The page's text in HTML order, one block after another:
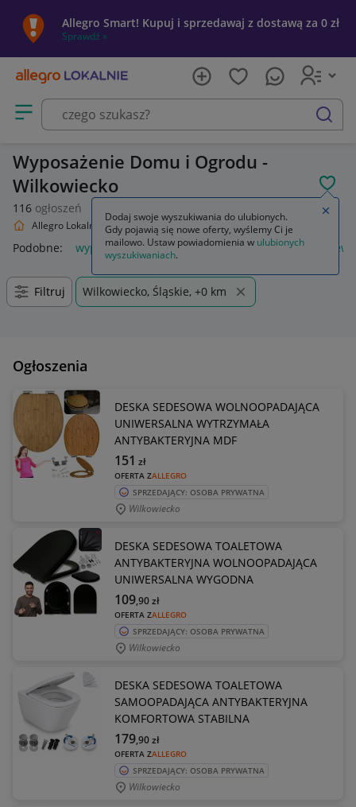
Allegro Smart! Kupuj i sprzedawaj z dostawą za 0 zł
Sprawdź »
Otwórz menu z kategoriami
szukaj
Wyposażenie Domu i Ogrodu -
Wilkowiecko
116 ogłoszeń
Allegro Lokalnie Dom i Ogród Wyposażenie
Podobne: wyposażenie piórnik z wyposażeniem plecak
Filtruj Wilkowiecko, Śląskie, +0 km
Ogłoszenia
DESKA SEDESOWA WOLNOOPADAJĄCA
UNIWERSALNA WYTRZYMAŁA
ANTYBAKTERYJNA MDF
OFERTA ZALLEGRO
151 zł
SPRZEDAJĄCY: OSOBA PRYWATNA
Wilkowiecko
DESKA SEDESOWA TOALETOWA
ANTYBAKTERYJNA WOLNOOPADAJĄCA
UNIWERSALNA WYGODNA
OFERTA ZALLEGRO
109,90zł
SPRZEDAJĄCY: OSOBA PRYWATNA
Wilkowiecko
DESKA SEDESOWA TOALETOWA
SAMOOPADAJĄCA ANTYBAKTERYJNA
KOMFORTOWA STABILNA
OFERTA ZALLEGRO
179,90zł
SPRZEDAJĄCY: OSOBA PRYWATNA
Wilkowiecko
Dodaj swoje wyszukiwania do ulubionych.
Gdy pojawią się nowe oferty, wyślemy Ci je
mailowo. Ustaw powiadomienia w ulubionych
wyszukiwaniach.